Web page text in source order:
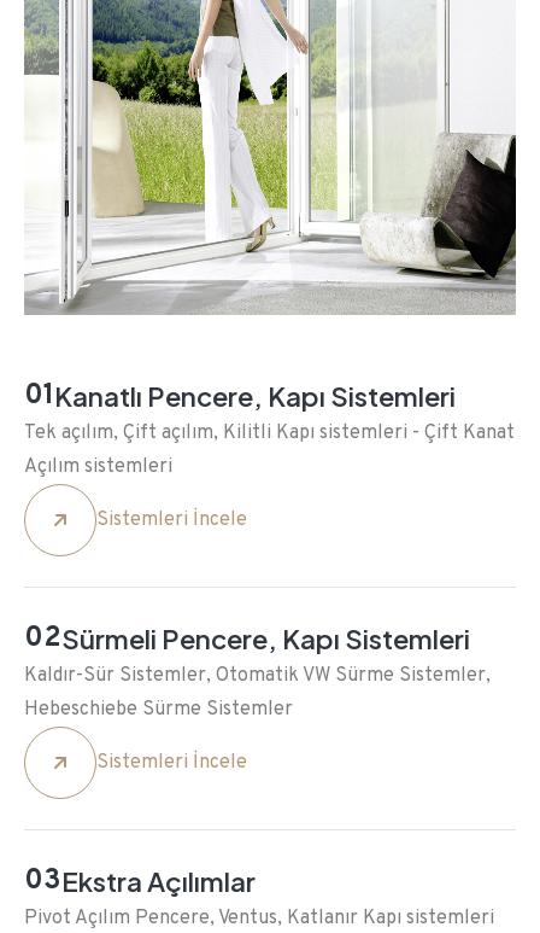
01Kanatlı Pencere, Kapı Sistemleri
Tek açılım, Çift açılım, Kilitli Kapı sistemleri - Çift Kanat
Açılım sistemleri
Sistemleri İncele
02Sürmeli Pencere, Kapı Sistemleri
Kaldır-Sür Sistemler, Otomatik VW Sürme Sistemler,
Hebeschiebe Sürme Sistemler
Sistemleri İncele
03Ekstra Açılımlar
Pivot Açılım Pencere, Ventus, Katlanır Kapı sistemleri